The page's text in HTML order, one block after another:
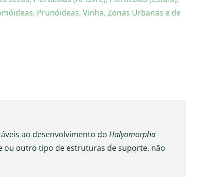
, Prunóideas, Vinha, Zonas Urbanas e de
ao desenvolvimento do Halyomorpha
ou outro tipo de estruturas de suporte, não